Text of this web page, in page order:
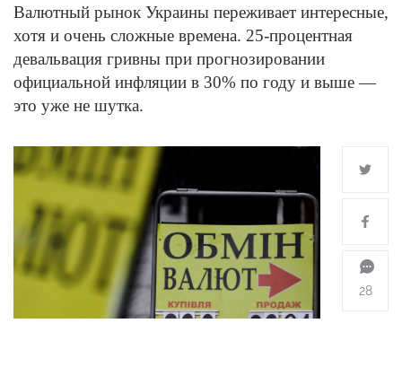
Валютный рынок Украины переживает интересные,
хотя и очень сложные времена. 25-процентная
девальвация гривны при прогнозировании
официальной инфляции в 30% по году и выше —
это уже не шутка.
28